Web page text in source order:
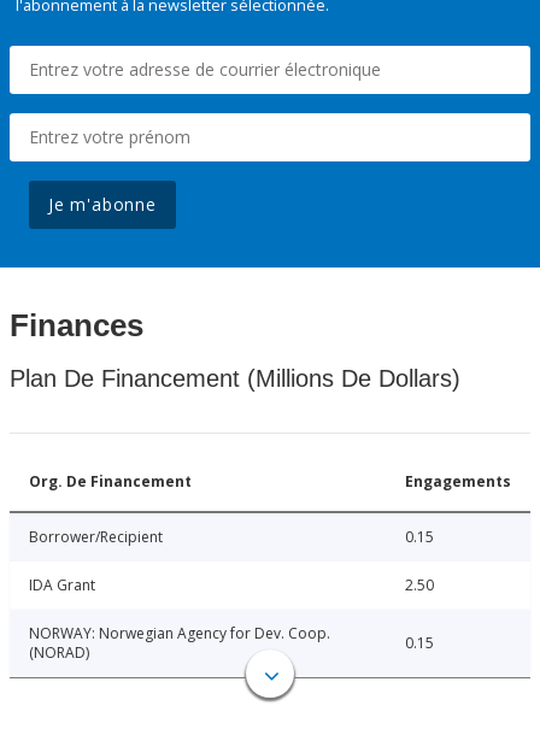
l'abonnement à la newsletter sélectionnée.
Je m'abonne
Finances
Plan De Financement (Millions De Dollars)
Org. De Financement Engagements
Borrower/Recipient 0.15
IDA Grant 2.50
NORWAY: Norwegian Agency for Dev. Coop.
(NORAD)
0.15